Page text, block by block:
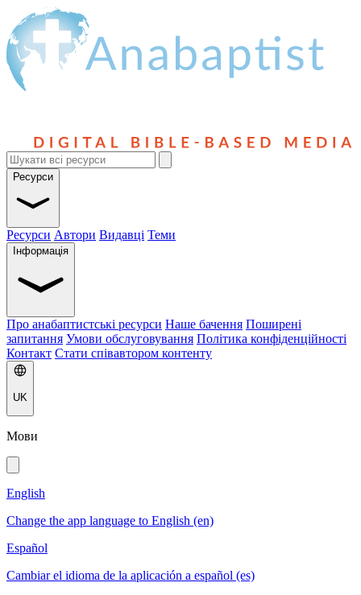
Ресурси
Ресурси Автори Видавці Теми
Інформація
Про анабаптистські ресурси Наше бачення Поширені
запитання Умови обслуговування Політика конфіденційності
Контакт Стати співавтором контенту
UK
Мови
English
Change the app language to English (en)
Español
Cambiar el idioma de la aplicación a español (es)